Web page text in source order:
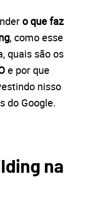
o que faz
, como esse
quais são os
e por que
nisso
do Google.
na